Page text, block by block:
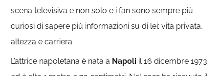
scena televisiva e non solo e i fan sono sempre più
curiosi di sapere più informazioni su di lei: vita privata,
altezza e carriera.
L’attrice napoletana è nata a Napoli il 16 dicembre 1973